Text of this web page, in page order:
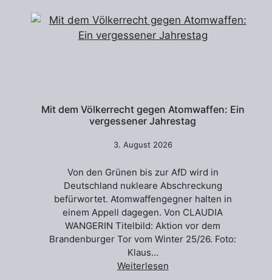
Mit dem Völkerrecht gegen Atomwaffen: Ein
vergessener Jahrestag
3. August 2026
Von den Grünen bis zur AfD wird in
Deutschland nukleare Abschreckung
befürwortet. Atomwaffengegner halten in
einem Appell dagegen. Von CLAUDIA
WANGERIN Titelbild: Aktion vor dem
Brandenburger Tor vom Winter 25/26. Foto:
Klaus…
Weiterlesen